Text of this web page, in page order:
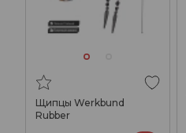
Щипцы Werkbund
Rubber